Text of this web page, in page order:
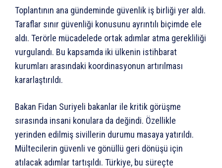
Toplantının ana gündeminde güvenlik iş birliği yer aldı.
Taraflar sınır güvenliği konusunu ayrıntılı biçimde ele
aldı. Terörle mücadelede ortak adımlar atma gerekliliği
vurgulandı. Bu kapsamda iki ülkenin istihbarat
kurumları arasındaki koordinasyonun artırılması
kararlaştırıldı.
Bakan Fidan Suriyeli bakanlar ile kritik görüşme
sırasında insani konulara da değindi. Özellikle
yerinden edilmiş sivillerin durumu masaya yatırıldı.
Mültecilerin güvenli ve gönüllü geri dönüşü için
atılacak adımlar tartışıldı. Türkiye, bu süreçte